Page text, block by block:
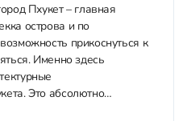
Пхукет – главная
острова и по
прикоснуться к
Именно здесь
Это абсолютно